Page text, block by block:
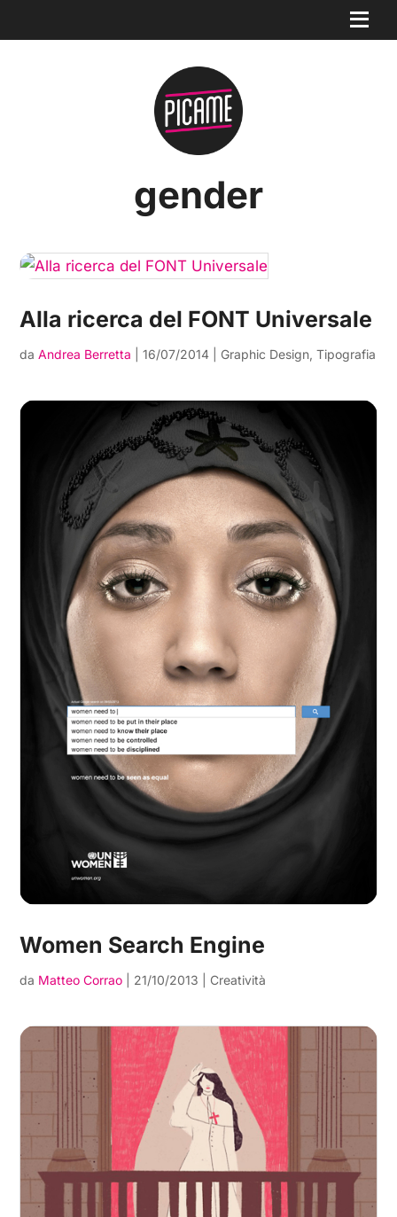
gender
Alla ricerca del FONT Universale
daAndrea Berretta |16/07/2014 Graphic Design,Tipografia
Women Search Engine
da Matteo Corrao 21/10/2013 Creatività